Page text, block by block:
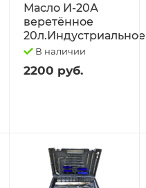
Масло И-20А
веретённое
20л.Индустриальное
В наличии
2200 руб.